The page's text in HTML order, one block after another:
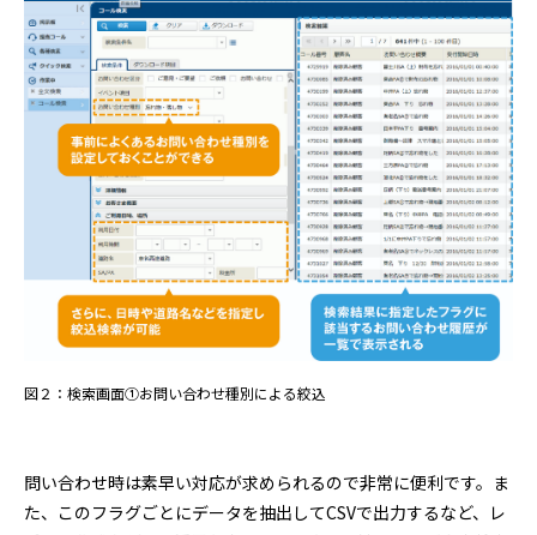
図２：検索画面①お問い合わせ種別による絞込
問い合わせ時は素早い対応が求められるので非常に便利です。ま
た、このフラグごとにデータを抽出してCSVで出力するなど、レ